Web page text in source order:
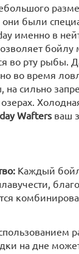
они были
именно в
во рту рыбы.
во время
сильно
Wafters ваш
Каждый
на дне